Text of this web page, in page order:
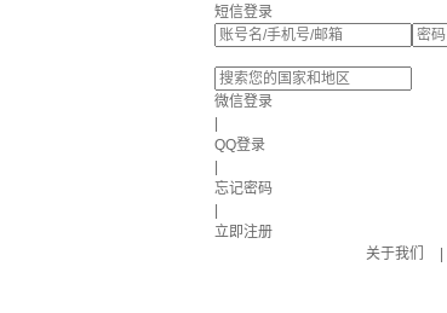
短信登录
微信登录
QQ登录
忘记密码
立即注册
关于我们